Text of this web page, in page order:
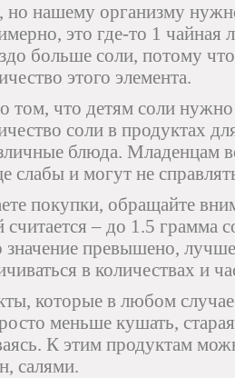
но нашему организму
это где-то 1
больше соли, потому
этого элемента.
том, что детям соли
соли в продуктах
блюда. Младенцам
слабы и могут не
покупки, обращайте
– до 1.5 грамма
значение превышено,
в количествах и
которые в любом
меньше кушать,
К этим продуктам
салями.